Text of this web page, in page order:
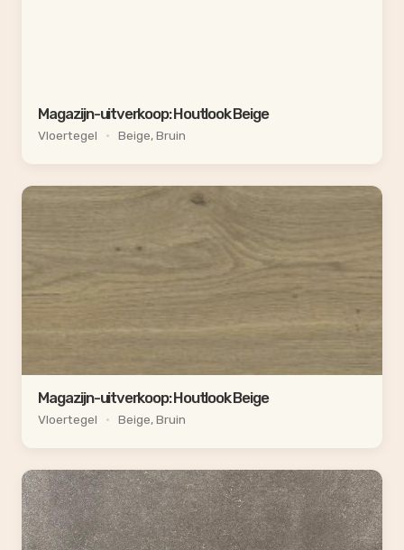
Magazijn-uitverkoop: Houtlook Beige
Vloertegel • Beige, Bruin
Magazijn-uitverkoop: Houtlook Beige
Vloertegel • Beige, Bruin